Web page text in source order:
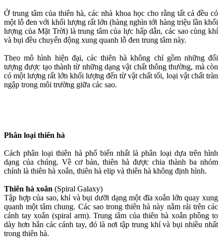
Ở trung tâm của thiên hà, các nhà khoa học cho rằng tất cả đều có
một lỗ đen với khối lượng rất lớn (hàng nghìn tới hàng triệu lần khối
lượng của Mặt Trời) là trung tâm của lực hấp dẫn, các sao cùng khí
và bụi đều chuyển động xung quanh lỗ đen trung tâm này.
Theo mô hình hiện đại, các thiên hà không chỉ gồm những đối
tượng được tạo thành từ những dạng vật chất thông thường, mà còn
có một lượng rất lớn khối lượng đến từ vật chất tối, loại vật chất tràn
ngập trong môi trường giữa các sao.
Phân loại thiên hà
Cách phân loại thiên hà phổ biến nhất là phân loại dựa trên hình
dạng của chúng. Về cơ bản, thiên hà được chia thành ba nhóm
chính là thiên hà xoắn, thiên hà elip và thiên hà không định hình.
Thiên hà xoắn (Spiral Galaxy)
Tập hợp của sao, khí và bụi dưỡi dạng một đĩa xoắn lớn quay xung
quanh một tâm chung. Các sao trong thiên hà này nằm rải trên các
cánh tay xoắn (spiral arm). Trung tâm của thiên hà xoắn phồng to
dày hơn hẳn các cánh tay, đó là nơi tập trung khí và bụi nhiều nhất
trong thiên hà.